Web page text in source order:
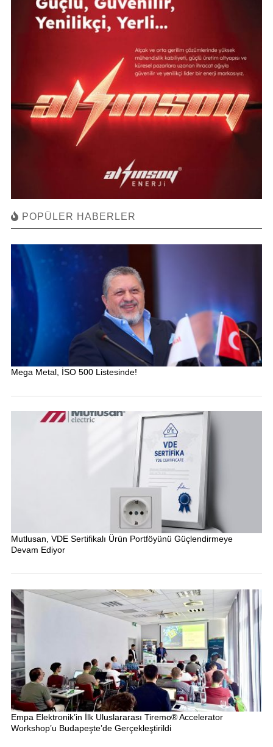
POPÜLER HABERLER
Mega Metal, İSO 500 Listesinde!
Mutlusan, VDE Sertifikalı Ürün Portföyünü Güçlendirmeye
Devam Ediyor
Empa Elektronik’in İlk Uluslararası Tiremo® Accelerator
Workshop’u Budapeşte’de Gerçekleştirildi